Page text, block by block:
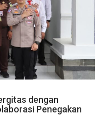
dengan
Penegakan